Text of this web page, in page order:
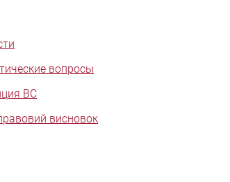
вопросы
ВС
висновок